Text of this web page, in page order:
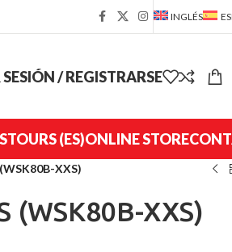
INGLÉS
/ REGISTRARSE
TOURS (ES)ONLINE STORE
XXS)
(WSK80B-XXS)